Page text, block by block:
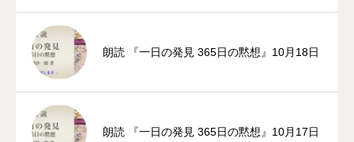
朗読 『一日の発見 365日の黙想』10月18日
朗読 『一日の発見 365日の黙想』10月17日